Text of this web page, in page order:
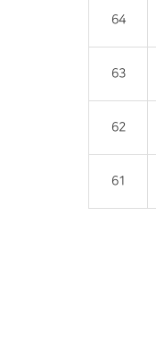
64
63
62
61